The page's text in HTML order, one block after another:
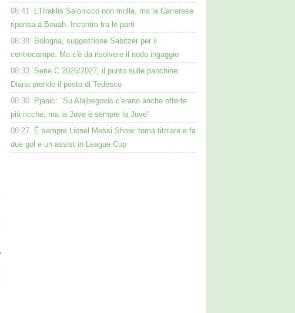
08:41
L'l’Iraklis Salonicco non molla, ma la Carrarese
ripensa a Bouah. Incontro tra le parti
08:38
Bologna, suggestione Sabitzer per il
centrocampo. Ma c'è da risolvere il nodo ingaggio
08:33 Serie C 2026/2027, il punto sulle panchine:
Diana prende il posto di Tedesco
08:30
Pjanic: "Su Alajbegovic c'erano anche offerte
più ricche, ma la Juve è sempre la Juve"
08:27
È sempre Lionel Messi Show: torna titolare e fa
due gol e un assist in League Cup